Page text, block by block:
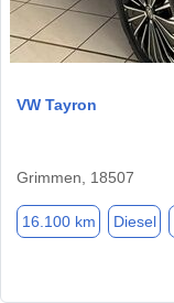
VW Tayron
Grimmen, 18507
16.100 km Diesel